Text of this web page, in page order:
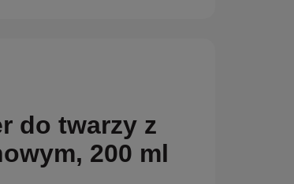
do twarzy z
200 ml